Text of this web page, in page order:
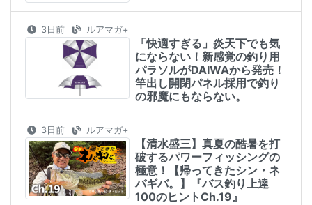
3日前 ルアマガ+
「快適すぎる」炎天下でも気
にならない！新感覚の釣り用
パラソルがDAIWAから発売！
竿出し開閉パネル採用で釣り
の邪魔にもならない。
3日前 ルアマガ+
【清水盛三】真夏の酷暑を打
破するパワーフィッシングの
極意！【帰ってきたシン・ネ
バギバ。】『バス釣り上達
100のヒントCh.19』